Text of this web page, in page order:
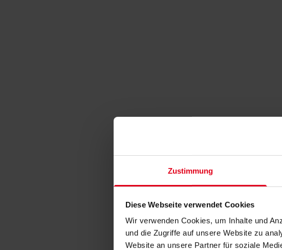
Zustimmung
Diese Webseite verwendet Cookies
Wir verwenden Cookies, um Inhalte und
und die Zugriffe auf unsere Website zu
Website an unsere Partner für soziale